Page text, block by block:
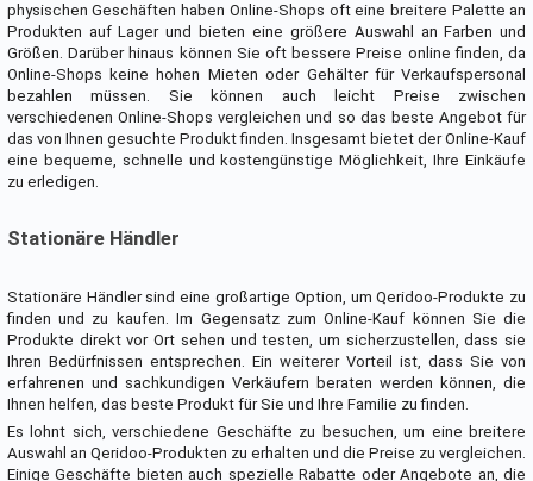
physischen Geschäften haben Online-Shops oft eine breitere Palette an
Produkten auf Lager und bieten eine größere Auswahl an Farben und
Größen. Darüber hinaus können Sie oft bessere Preise online finden, da
Online-Shops keine hohen Mieten oder Gehälter für Verkaufspersonal
bezahlen müssen. Sie können auch leicht Preise zwischen
verschiedenen Online-Shops vergleichen und so das beste Angebot für
das von Ihnen gesuchte Produkt finden. Insgesamt bietet der Online-Kauf
eine bequeme, schnelle und kostengünstige Möglichkeit, Ihre Einkäufe
zu erledigen.
Stationäre Händler
Stationäre Händler sind eine großartige Option, um Qeridoo-Produkte zu
finden und zu kaufen. Im Gegensatz zum Online-Kauf können Sie die
Produkte direkt vor Ort sehen und testen, um sicherzustellen, dass sie
Ihren Bedürfnissen entsprechen. Ein weiterer Vorteil ist, dass Sie von
erfahrenen und sachkundigen Verkäufern beraten werden können, die
Ihnen helfen, das beste Produkt für Sie und Ihre Familie zu finden.
Es lohnt sich, verschiedene Geschäfte zu besuchen, um eine breitere
Auswahl an Qeridoo-Produkten zu erhalten und die Preise zu vergleichen.
Einige Geschäfte bieten auch spezielle Rabatte oder Angebote an, die